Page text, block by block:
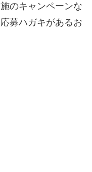
のキャンペーンな
募ハガキがあるお